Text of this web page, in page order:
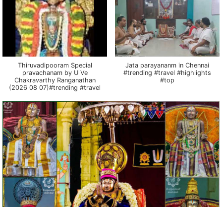
Thiruvadipooram Special
pravachanam by U Ve
Chakravarthy Ranganathan
(2026 08 07)#trending #travel
Jata parayananm in Chennai
#trending #travel #highlights
#top